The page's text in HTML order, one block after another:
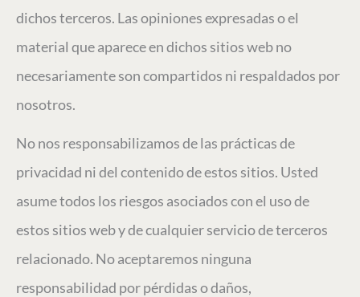
dichos terceros. Las opiniones expresadas o el
material que aparece en dichos sitios web no
necesariamente son compartidos ni respaldados por
nosotros.
No nos responsabilizamos de las prácticas de
privacidad ni del contenido de estos sitios. Usted
asume todos los riesgos asociados con el uso de
estos sitios web y de cualquier servicio de terceros
relacionado. No aceptaremos ninguna
responsabilidad por pérdidas o daños,